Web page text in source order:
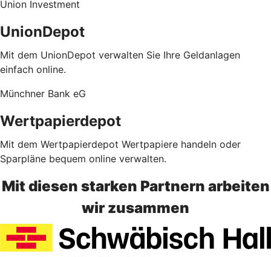
Union Investment
UnionDepot
Mit dem UnionDepot verwalten Sie Ihre Geldanlagen
einfach online.
Münchner Bank eG
Wertpapierdepot
Mit dem Wertpapierdepot Wertpapiere handeln oder
Sparpläne bequem online verwalten.
Mit diesen starken Partnern arbeiten
wir zusammen